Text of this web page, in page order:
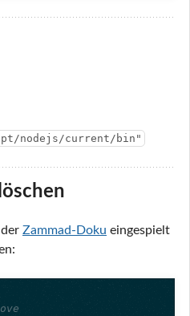
opt/nodejs/current/bin"
Zammad-Doku eingespielt